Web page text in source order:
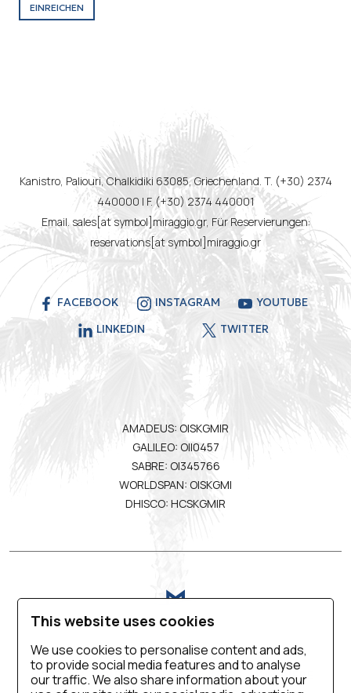
This website uses cookies
We use cookies to personalise content and ads,
to provide social media features and to analyse
our traffic. We also share information about your
EINREICHEN
Kanistro, Paliouri, Chalkidiki 63085, Griechenland. T. (+30) 2374
440000 | F. (+30) 2374 440001
Email. sales[at symbol]miraggio.gr, Für Reservierungen:
reservations[at symbol]miraggio.gr
FACEBOOK INSTAGRAM
YOUTUBE
LINKEDIN
TWITTER
AMADEUS: OISKGMIR
GALILEO: OII0457
SABRE: OI345766
WORLDSPAN: OISKGMI
DHISCO: HCSKGMIR
VIRTUAL TOUR KONTAKT-INFO
KARRIERE